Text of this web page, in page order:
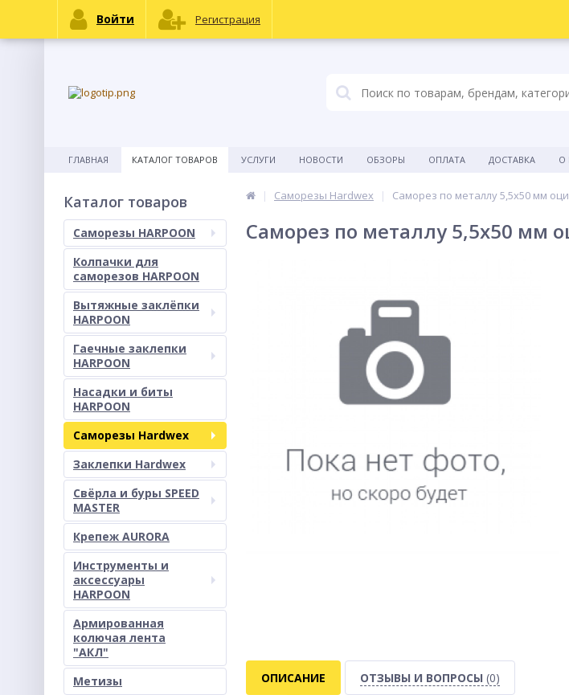
ГЛАВНАЯ КАТАЛОГ ТОВАРОВ УСЛУГИ НОВОСТИ ОБЗОРЫ ОПЛАТА ДОСТАВКА О
Каталог товаров
Саморезы HARPOON
Колпачки для
саморезов HARPOON
Вытяжные заклёпки
HARPOON
Гаечные заклепки
HARPOON
Насадки и биты
HARPOON
Саморезы Hardwex
Заклепки Hardwex
Свёрла и буры SPEED
MASTER
Крепеж AURORA
Инструменты и
аксессуары
HARPOON
Армированная
колючая лента
"АКЛ"
Метизы
Саморезы Hardwex Саморез по металлу 5,5x50 мм
Саморез по металлу 5,5x50 мм
ОПИСАНИЕ ОТЗЫВЫ И ВОПРОСЫ (0)
Войти Регистрация